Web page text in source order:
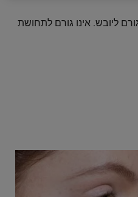
ליובש. אינו גורם לתחושת